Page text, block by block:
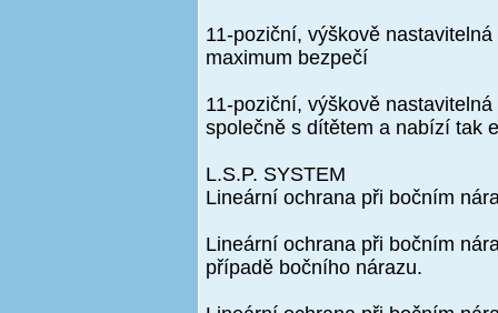
11-poziční, výškově
maximum bezpečí
11-poziční, výškově
společně s dítětem a nabízí tak
L.S.P. SYSTEM
Lineární ochrana při bočním
Lineární ochrana při bočním
případě bočního nárazu.